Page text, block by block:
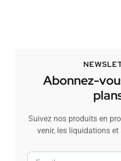
Abonnez-
Suivez nos produits en
venir, les liquidations